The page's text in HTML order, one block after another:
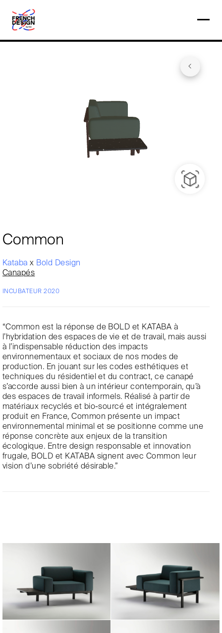
Common
Katabax Bold Design
Canapés
INCUBATEUR 2020
“Common est la réponse de BOLD et KATABA à
l’hybridation des espaces de vie et de travail, mais aussi
à l’indispensable réduction des impacts
environnementaux et sociaux de nos modes de
production. En jouant sur les codes esthétiques et
techniques du résidentiel et du contract, ce canapé
s’accorde aussi bien à un intérieur contemporain, qu’à
des espaces de travail informels. Réalisé à partir de
matériaux recyclés et bio-sourcé et intégralement
produit en France, Common présente un impact
environnemental minimal et se positionne comme une
réponse concrète aux enjeux de la transition
écologique. Entre design responsable et innovation
frugale, BOLD et KATABA signent avec Common leur
vision d’une sobriété désirable.”